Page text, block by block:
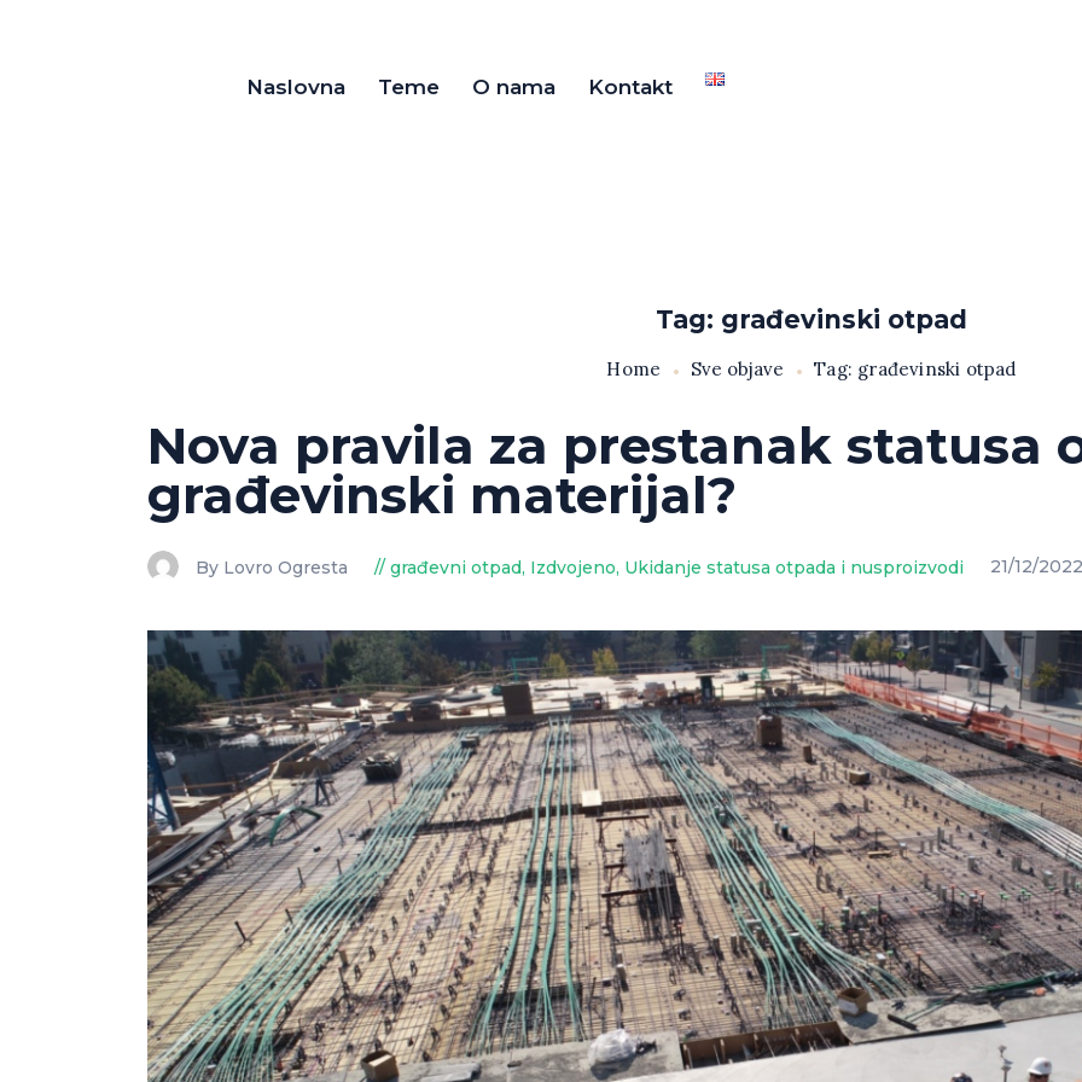
Naslovna Teme O nama Kontakt
Tag: građevinski otpad
Home Sve objave Tag: građevinski otpad
Nova pravila za prestanak statusa
građevinski materijal?
By Lovro Ogresta građevni otpad, Izdvojeno, Ukidanje statusa otpada i nusproizvodi 21/12/